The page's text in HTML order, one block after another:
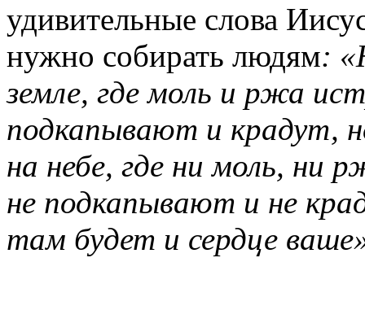
удивительные слова
нужно собирать людям:
земле, где моль и ржа
подкапывают и крадут,
на небе, где ни моль, ни
не подкапывают и не
там будет и сердце